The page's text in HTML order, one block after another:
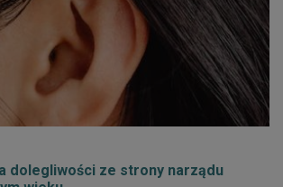
dolegliwości ze strony narządu